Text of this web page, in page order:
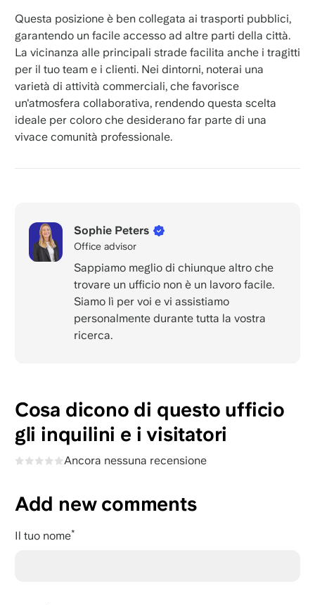
Questa posizione è ben collegata ai trasporti pubblici,
garantendo un facile accesso ad altre parti della città.
La vicinanza alle principali strade facilita anche i tragitti
per il tuo team e i clienti. Nei dintorni, noterai una
varietà di attività commerciali, che favorisce
un'atmosfera collaborativa, rendendo questa scelta
ideale per coloro che desiderano far parte di una
vivace comunità professionale.
Sophie Peters
Office advisor
Sappiamo meglio di chiunque altro che
trovare un ufficio non è un lavoro facile.
Siamo lì per voi e vi assistiamo
personalmente durante tutta la vostra
ricerca.
Cosa dicono di questo ufficio
gli inquilini e i visitatori
Ancora nessuna recensione
Add new comments
Il tuo nome